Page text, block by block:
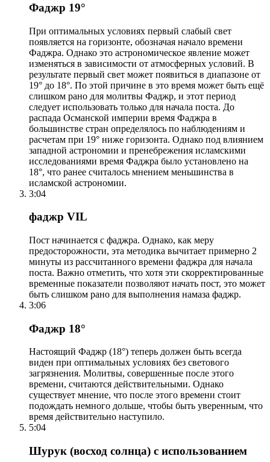
Фаджр 19°
При оптимальных условиях первый слабый свет
появляется на горизонте, обозначая начало времени
Фаджра. Однако это астрономическое явление может
изменяться в зависимости от атмосферных условий. В
результате первый свет может появиться в диапазоне от
19° до 18°. По этой причине в это время может быть ещё
слишком рано для молитвы Фаджр, и этот период
следует использовать только для начала поста. До
распада Османской империи время Фаджра в
большинстве стран определялось по наблюдениям и
расчетам при 19° ниже горизонта. Однако под влиянием
западной астрономии и пренебрежения исламскими
исследованиями время Фаджра было установлено на
18°, что ранее считалось мнением меньшинства в
исламской астрономии.
3:04
фаджр VIL
Пост начинается с фаджра. Однако, как меру
предосторожности, эта методика вычитает примерно 2
минуты из рассчитанного времени фаджра для начала
поста. Важно отметить, что хотя эти скорректированные
временные показатели позволяют начать пост, это может
быть слишком рано для выполнения намаза фаджр.
3:06
Фаджр 18°
Настоящий Фаджр (18°) теперь должен быть всегда
виден при оптимальных условиях без светового
загрязнения. Молитвы, совершенные после этого
времени, считаются действительными. Однако
существует мнение, что после этого времени стоит
подождать немного дольше, чтобы быть уверенным, что
время действительно наступило.
5:04
Шурук (восход солнца) с использованием